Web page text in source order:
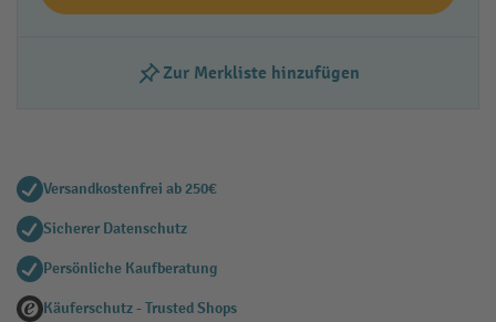
Zur Merkliste hinzufügen
Versandkostenfrei ab 250€
Sicherer Datenschutz
Persönliche Kaufberatung
Käuferschutz - Trusted Shops